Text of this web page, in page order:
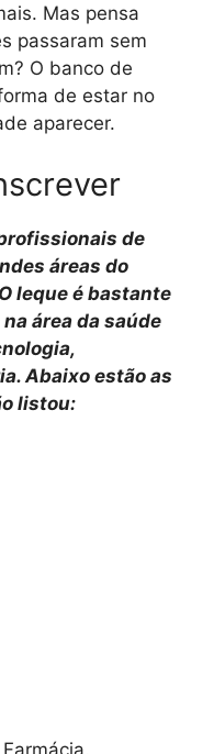
Mas pensa
passaram sem
O banco de
de estar no
aparecer.
de
áreas do
leque é bastante
área da saúde
Abaixo estão as
listou: